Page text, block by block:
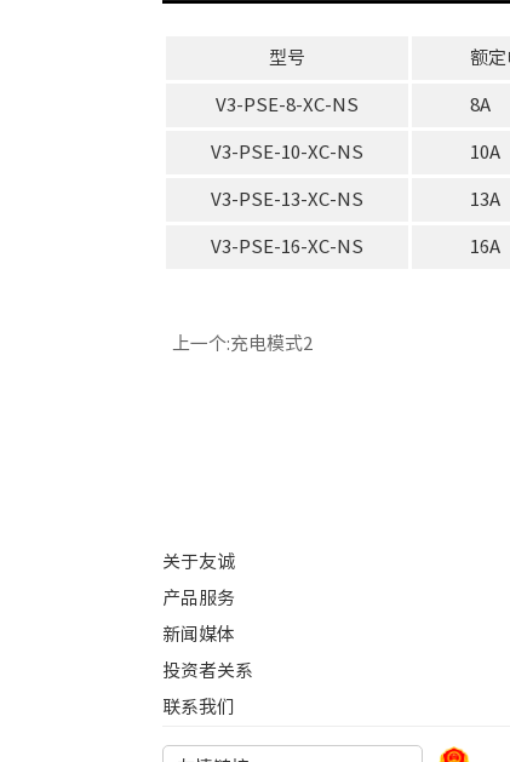
型号 额
V3-PSE-8-XC-NS 8A
V3-PSE-10-XC-NS 10A
V3-PSE-13-XC-NS 13A
V3-PSE-16-XC-NS 16A
上一个:充电模式2
关于友诚
产品服务
新闻媒体
投资者关系
联系我们